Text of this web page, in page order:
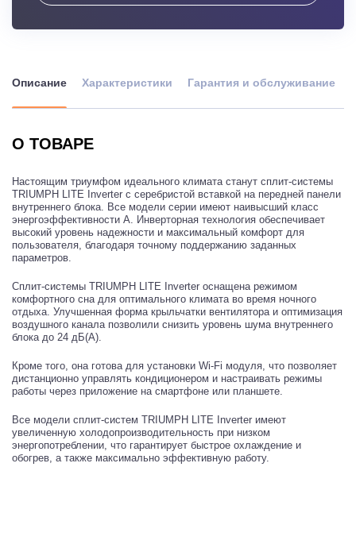
Описание Характеристики Гарантия и обслуживание
О ТОВАРЕ
Настоящим триумфом идеального климата станут сплит-системы
TRIUMPH LITE Inverter с серебристой вставкой на передней панели
внутреннего блока. Все модели серии имеют наивысший класс
энергоэффективности А. Инверторная технология обеспечивает
высокий уровень надежности и максимальный комфорт для
пользователя, благодаря точному поддержанию заданных
параметров.
Сплит-системы TRIUMPH LITE Inverter оснащена режимом
комфортного сна для оптимального климата во время ночного
отдыха. Улучшенная форма крыльчатки вентилятора и оптимизация
воздушного канала позволили снизить уровень шума внутреннего
блока до 24 дБ(А).
Кроме того, она готова для установки Wi-Fi модуля, что позволяет
дистанционно управлять кондиционером и настраивать режимы
работы через приложение на смартфоне или планшете.
Все модели сплит-систем TRIUMPH LITE Inverter имеют
увеличенную холодопроизводительность при низком
энергопотреблении, что гарантирует быстрое охлаждение и
обогрев, а также максимально эффективную работу.